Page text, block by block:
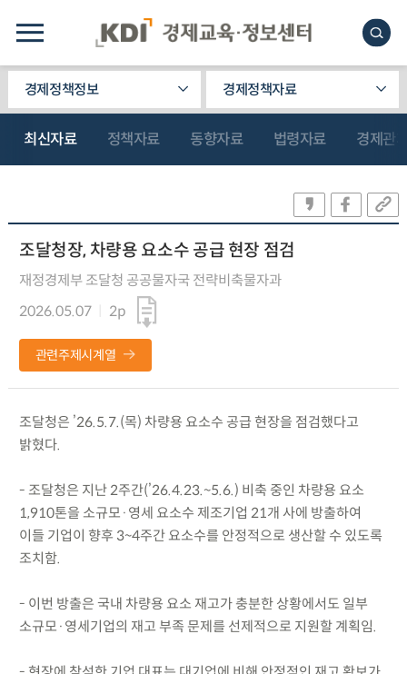
경제정책정보 경제정책자료
최신자료 정책자료 동향자료 법령자료 경제관
조달청장, 차량용 요소수 공급 현장 점검
재정경제부 조달청 공공물자국 전략비축물자과
2026.05.07
2p
관련주제시계열
조달청은 ’26.5.7.(목) 차량용 요소수 공급 현장을 점검했다고
밝혔다.
- 조달청은 지난 2주간(’26.4.23.~5.6.) 비축 중인 차량용 요소
1,910톤을 소규모·영세 요소수 제조기업 21개 사에 방출하여
이들 기업이 향후 3~4주간 요소수를 안정적으로 생산할 수 있도록
조치함.
- 이번 방출은 국내 차량용 요소 재고가 충분한 상황에서도 일부
소규모·영세기업의 재고 부족 문제를 선제적으로 지원할 계획임.